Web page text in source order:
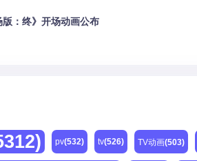
版：终》开场动画公布
pv(532) tv(526) TV动画(503)